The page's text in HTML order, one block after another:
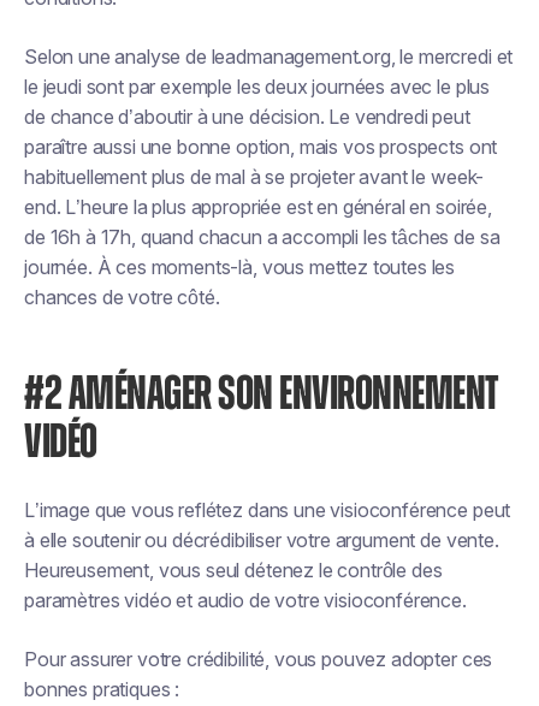
Selon une analyse de leadmanagement.org, le mercredi et
le jeudi sont par exemple les deux journées avec le plus
de chance d’aboutir à une décision. Le vendredi peut
paraître aussi une bonne option, mais vos prospects ont
habituellement plus de mal à se projeter avant le week-
end. L’heure la plus appropriée est en général en soirée,
de 16h à 17h, quand chacun a accompli les tâches de sa
journée. À ces moments-là, vous mettez toutes les
chances de votre côté.
#2 AMÉNAGER SON ENVIRONNEMENT
VIDÉO
L’image que vous reflétez dans une visioconférence peut
à elle soutenir ou décrédibiliser votre argument de vente.
Heureusement, vous seul détenez le contrôle des
paramètres vidéo et audio de votre visioconférence.
Pour assurer votre crédibilité, vous pouvez adopter ces
bonnes pratiques :